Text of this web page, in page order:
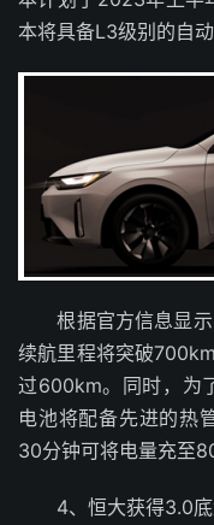
本将具备L3级别的自动
根据官方信息显示
续航里程将突破
过600km。同时，为
电池将配备先进的热
30分钟可将电量充至
4、恒大获得3.0底